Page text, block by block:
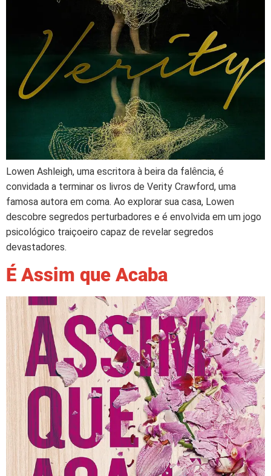
Lowen Ashleigh, uma escritora à beira da falência, é
convidada a terminar os livros de Verity Crawford, uma
famosa autora em coma. Ao explorar sua casa, Lowen
descobre segredos perturbadores e é envolvida em um jogo
psicológico traiçoeiro capaz de revelar segredos
devastadores.
É Assim que Acaba